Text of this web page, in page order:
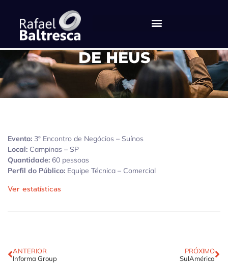
DE HEUS
Evento: 3º Encontro de Negócios – Suínos
Local: Campinas – SP
Quantidade: 60 pessoas
Perfil do Público: Equipe Técnica – Comercial
Ver estatísticas
ANTERIOR
Informa Group
PRÓXIMO
SulAmérica